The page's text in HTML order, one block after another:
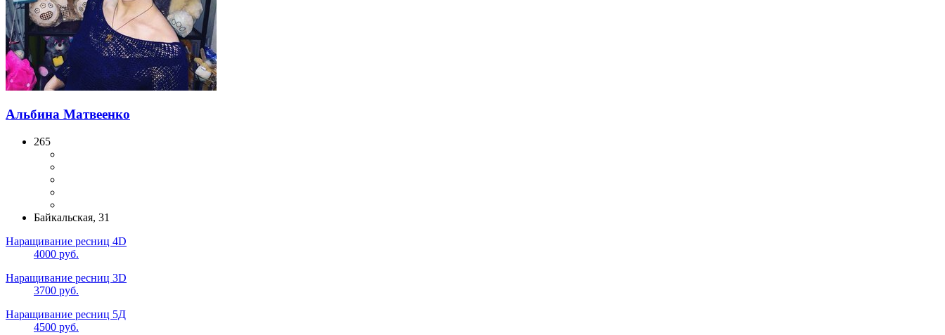
Альбина Матвеенко
265
Байкальская, 31
Наращивание ресниц 4D
4000 руб.
Наращивание ресниц 3D
3700 руб.
Наращивание ресниц 5Д
4500 руб.